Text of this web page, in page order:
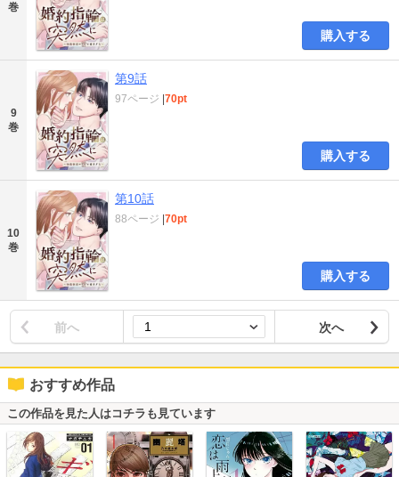
巻
購入する
9
巻
第9話
97ページ 70pt
購入する
10
巻
第10話
88ページ 70pt
購入する
前へ 次へ
おすすめ作品
この作品を見た人はコチラも見ています